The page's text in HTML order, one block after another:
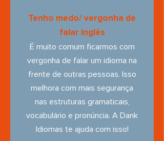
Tenho medo/ vergonha de
falar inglês
É muito comum ficarmos com
vergonha de falar um idioma na
frente de outras pessoas. Isso
melhora com mais segurança
nas estruturas gramaticais,
vocabulário e pronúncia. A Dank
Idiomas te ajuda com isso!